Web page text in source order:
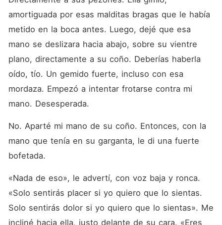
amortiguada por esas malditas bragas que le había
metido en la boca antes. Luego, dejé que esa
mano se deslizara hacia abajo, sobre su vientre
plano, directamente a su coño. Deberías haberla
oído, tío. Un gemido fuerte, incluso con esa
mordaza. Empezó a intentar frotarse contra mi
mano. Desesperada.
No. Aparté mi mano de su coño. Entonces, con la
mano que tenía en su garganta, le di una fuerte
bofetada.
«Nada de eso», le advertí, con voz baja y ronca.
«Solo sentirás placer si yo quiero que lo sientas.
Solo sentirás dolor si yo quiero que lo sientas». Me
incliné hacia ella, justo delante de su cara. «Eres